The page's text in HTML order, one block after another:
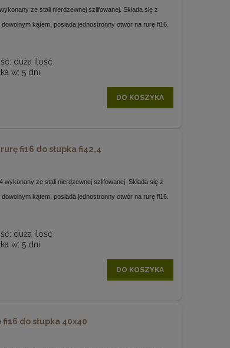
ze stali nierdzewnej szlifowanej. Składa się z
kątem, posiada jednostronny otwór na rurę fi16.
duża ilość
w: 5 dni
DO KOSZYKA
fi16 do słupka fi42,4
wykonany ze stali nierdzewnej szlifowanej. Składa się z
kątem, posiada jednostronny otwór na rurę fi16.
duża ilość
w: 5 dni
DO KOSZYKA
do słupka 40x40